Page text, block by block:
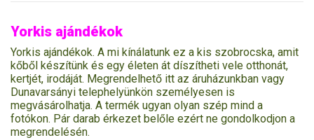
Yorkis ajándékok
Yorkis ajándékok. A mi kínálatunk ez a kis szobrocska, amit
kőből készítünk és egy életen át díszítheti vele otthonát,
kertjét, irodáját. Megrendelhető itt az áruházunkban vagy
Dunavarsányi telephelyünkön személyesen is
megvásárolhatja. A termék ugyan olyan szép mind a
fotókon. Pár darab érkezet belőle ezért ne gondolkodjon a
megrendelésén.